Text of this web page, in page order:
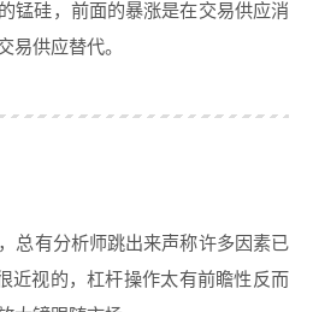
锰硅，前面的暴涨是在交易供应消
易供应替代。
总有分析师跳出来声称许多因素已
近视的，杠杆操作太有前瞻性反而